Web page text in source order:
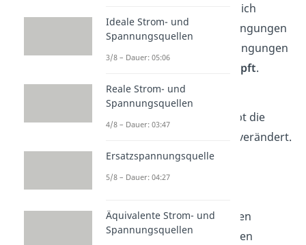
statt. Er sendet kontinuierlich
elektromagnetische Schwingungen
bzw. Wellen aus. Die Schwingungen
ungedämpft.
Wenn keinWiderstand
Schwingung mindert, bleibt die
Dauer für jeden Ablauf unverändert.
Diese Zeit wird durch die
Schwingungsdauer
elektromagnetischen Wellen
beschrieben. Im elektrischen
Ideale Strom- und
Spannungsquellen
3/8 – Dauer: 05:06
Reale Strom- und
Spannungsquellen
4/8 – Dauer: 03:47
Ersatzspannungsquelle
5/8 – Dauer: 04:27
Äquivalente Strom- und
Spannungsquellen